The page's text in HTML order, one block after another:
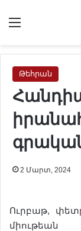
Թեհրան
2 Մարտ, 2024
Ուրբաթ,
միութեան